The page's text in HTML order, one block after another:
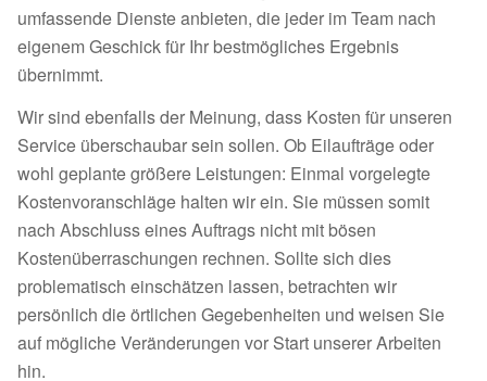
umfassende Dienste anbieten, die jeder im Team nach
eigenem Geschick für Ihr bestmögliches Ergebnis
übernimmt.
Wir sind ebenfalls der Meinung, dass Kosten für unseren
Service überschaubar sein sollen. Ob Eilaufträge oder
wohl geplante größere Leistungen: Einmal vorgelegte
Kostenvoranschläge halten wir ein. Sie müssen somit
nach Abschluss eines Auftrags nicht mit bösen
Kostenüberraschungen rechnen. Sollte sich dies
problematisch einschätzen lassen, betrachten wir
persönlich die örtlichen Gegebenheiten und weisen Sie
auf mögliche Veränderungen vor Start unserer Arbeiten
hin.